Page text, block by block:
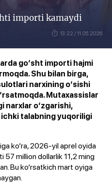
importi kamaydi
13:22 / 11.05.2026
go‘sht importi hajmi
Shu bilan birga,
narxining o‘sishi
Mutaxassislar
narxlar o‘zgarishi,
talabning yuqoriligi
ko‘ra, 2026-yil aprel oyida
57 million dollarlik 11,2 ming
Bu ko‘rsatkich mart oyiga